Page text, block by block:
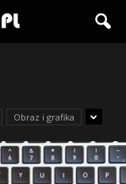
Obraz i grafika